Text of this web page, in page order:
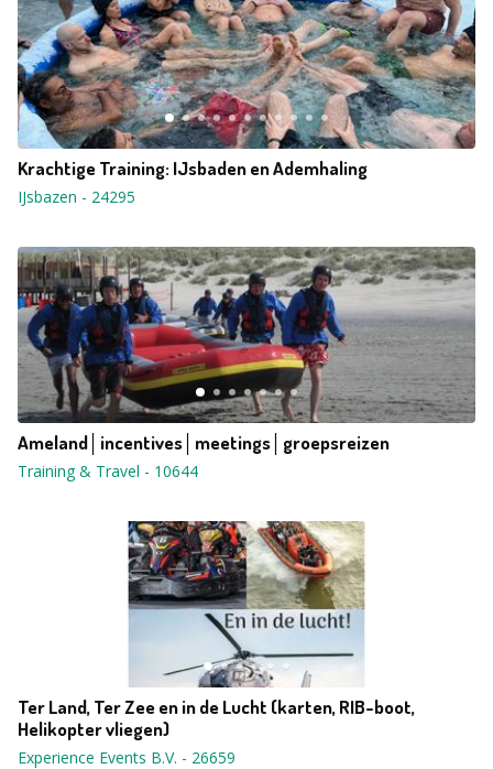
Krachtige Training: IJsbaden en Ademhaling
IJsbazen - 24295
Ameland│incentives│meetings│groepsreizen
Training & Travel - 10644
Ter Land, Ter Zee en in de Lucht (karten, RIB-boot,
Helikopter vliegen)
Experience Events B.V. - 26659